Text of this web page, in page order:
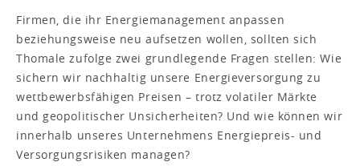
Firmen, die ihr Energiemanagement anpassen
beziehungsweise neu aufsetzen wollen, sollten sich
Thomale zufolge zwei grundlegende Fragen stellen: Wie
sichern wir nachhaltig unsere Energieversorgung zu
wettbewerbsfähigen Preisen – trotz volatiler Märkte
und geopolitischer Unsicherheiten? Und wie können wir
innerhalb unseres Unternehmens Energiepreis- und
Versorgungsrisiken managen?